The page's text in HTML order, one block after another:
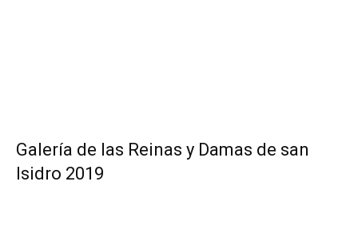
Galería de las Reinas y Damas de san
Isidro 2019